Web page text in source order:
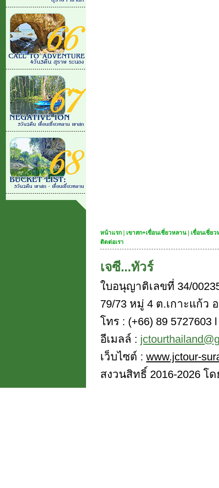
หน้าแรก เขาสก+เขื่อนเชี่ยวหลาน| เขื่อนเชี่ย
ติดต่อเรา
เจซี...ทัวร์
ใบอนุญาติเลขที่ 34/
79/73 หมู่ 4 ต.เกาะแก้ว
โทร : (+66) 89 5727603
อีเมลล์ :
เว็บไซต์ : www.jctour-
สงวนสิทธิ์ 2016-2026 โ